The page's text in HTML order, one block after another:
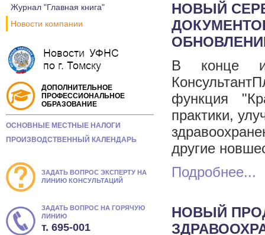
Журнал "Главная книга"
Новости компании
ДОПОЛНИТЕЛЬНОЕ
ПРОФЕССИОНАЛЬНОЕ
ОБРАЗОВАНИЕ
ОСНОВНЫЕ МЕСТНЫЕ НАЛОГИ
ПРОИЗВОДСТВЕННЫЙ КАЛЕНДАРЬ
ЗАДАТЬ ВОПРОС ЭКСПЕРТУ НА
ЛИНИЮ КОНСУЛЬТАЦИЙ
ЗАДАТЬ ВОПРОС НА ГОРЯЧУЮ
ЛИНИЮ
т. 695-001
НОВЫЙ
В конце
функция
практики,
другие
Подробнее...
НОВЫЙ